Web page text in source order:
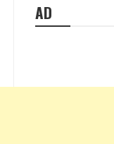
AD